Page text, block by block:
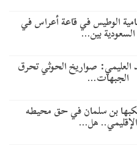
الوطيس في قاعة أعراس في
السعودية بين…
صواريخ الحوثي تحرق
الجبهات…
بن سلمان في حق محيطه
الإقليمي.. هل…